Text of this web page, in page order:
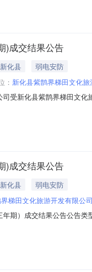
)成交结果公告
化县
弱电安防
： 新化县紫鹊界梯田文化
受新化县紫鹊界梯田文
预算金额：198万元采购
)成交结果公告
化县
弱电安防
梯田文化旅游开发有限公
期）成交结果公告公告
下：一、采购项目情况